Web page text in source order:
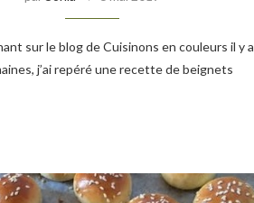
sur le blog de Cuisinons en couleurs il y a
j’ai repéré une recette de beignets